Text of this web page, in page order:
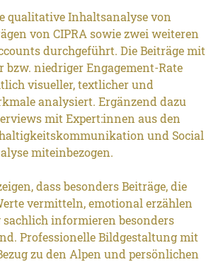
qualitative Inhaltsanalyse von
von CIPRA sowie zwei weiteren
durchgeführt. Die Beiträge mit
bzw. niedriger Engagement-Rate
visueller, textlicher und
analysiert. Ergänzend dazu
mit Expert:innen aus den
und Social
miteinbezogen.
dass besonders Beiträge, die
vermitteln, emotional erzählen
informieren besonders
Professionelle Bildgestaltung mit
zu den Alpen und persönlichen